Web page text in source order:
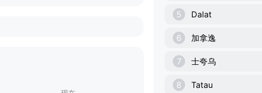
5 Dalat
6 加拿逸
7 士夸乌
8 Tatau